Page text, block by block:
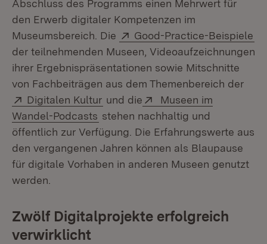
Abschluss des Programms einen Mehrwert für
den Erwerb digitaler Kompetenzen im
Museumsbereich. Die
Extern:
Good-Practice-Beispiele
der teilnehmenden Museen, Videoaufzeichnungen
ihrer Ergebnispräsentationen sowie Mitschnitte
von Fachbeiträgen aus dem Themenbereich der
Extern:
Digitalen Kultur (Öffnet in neuem Fenster)
und die Extern:
Museen im
Wandel-Podcasts (Öffnet in neuem Fenster)
stehen nachhaltig und
öffentlich zur Verfügung. Die Erfahrungswerte aus
den vergangenen Jahren können als Blaupause
für digitale Vorhaben in anderen Museen genutzt
werden.
Zwölf Digitalprojekte erfolgreich
verwirklicht